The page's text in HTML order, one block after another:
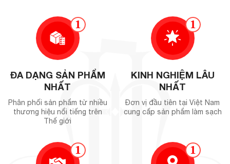
1
ĐA DẠNG SẢN PHẨM
NHẤT
Phân phối sản phẩm từ nhiều
thương hiệu nổi tiếng trên
Thế giới
1
KINH NGHIỆM LÂU
NHẤT
Đơn vị đầu tiên tại Việt Nam
cung cấp sản phẩm làm sạch
1 1